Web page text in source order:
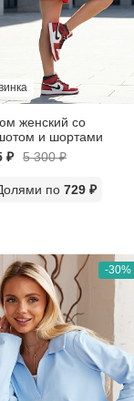
женский со
и шортами
₽
5 300₽
по 729 ₽
-30%